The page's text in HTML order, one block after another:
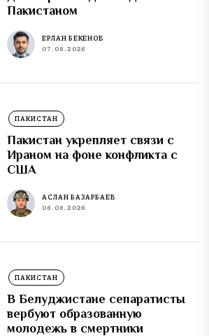
Пакистаном
ЕРЛАН БЕКЕНОВ
07.08.2026
ПАКИСТАН
Пакистан укрепляет связи с
Ираном на фоне конфликта с
США
АСЛАН БАЗАРБАЕВ
06.08.2026
ПАКИСТАН
В Белуджистане сепаратисты
вербуют образованную
молодежь в смертники